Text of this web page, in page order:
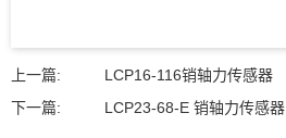
上一篇:
LCP16-116销轴力传感器
下一篇:
LCP23-68-E 销轴力传感器